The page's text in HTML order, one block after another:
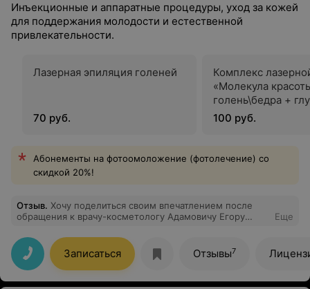
Инъекционные и аппаратные процедуры, уход за кожей
для поддержания молодости и естественной
привлекательности.
Лазерная эпиляция голеней
70 руб.
Комплекс
«Молекула
голень\бедра +
бикини +
впадины
100 руб.
Абонементы на фотоомоложение (фотолечение) со
скидкой 20%!
Отзыв. Хочу поделиться своим впечатлением после
обращения к врачу-косметологу Адамовичу Егору
увеличением губ и я долго сомневалась, стоит ли
снова пробовать. Но, решившись на процедуру,
осталась очень довольна! Все прошло абсолютно
безболезненно, что для меня было настоящим
открытием!!! Результат мне очень понравился — губы
Еще
Записаться Отзывы7